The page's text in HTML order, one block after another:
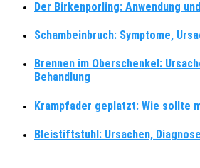
Der Birkenporling: Anwendung
Schambeinbruch: Symptome,
Brennen im Oberschenkel:
Behandlung
Krampfader geplatzt: Wie sollte
Bleistiftstuhl: Ursachen,